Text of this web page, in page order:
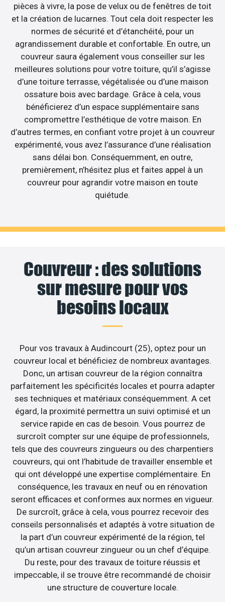
pièces à vivre, la pose de velux ou de fenêtres de toit
et la création de lucarnes. Tout cela doit respecter les
normes de sécurité et d’étanchéité, pour un
agrandissement durable et confortable. En outre, un
couvreur saura également vous conseiller sur les
meilleures solutions pour votre toiture, qu’il s’agisse
d’une toiture terrasse, végétalisée ou d’une maison
ossature bois avec bardage. Grâce à cela, vous
bénéficierez d’un espace supplémentaire sans
compromettre l’esthétique de votre maison. En
d’autres termes, en confiant votre projet à un couvreur
expérimenté, vous avez l’assurance d’une réalisation
sans délai bon. Conséquemment, en outre,
premièrement, n’hésitez plus et faites appel à un
couvreur pour agrandir votre maison en toute
quiétude.
Couvreur : des solutions
sur mesure pour vos
besoins locaux
Pour vos travaux à Audincourt (25), optez pour un
couvreur local et bénéficiez de nombreux avantages.
Donc, un artisan couvreur de la région connaîtra
parfaitement les spécificités locales et pourra adapter
ses techniques et matériaux conséquemment. A cet
égard, la proximité permettra un suivi optimisé et un
service rapide en cas de besoin. Vous pourrez de
surcroît compter sur une équipe de professionnels,
tels que des couvreurs zingueurs ou des charpentiers
couvreurs, qui ont l’habitude de travailler ensemble et
qui ont développé une expertise complémentaire. En
conséquence, les travaux en neuf ou en rénovation
seront efficaces et conformes aux normes en vigueur.
De surcroît, grâce à cela, vous pourrez recevoir des
conseils personnalisés et adaptés à votre situation de
la part d’un couvreur expérimenté de la région, tel
qu’un artisan couvreur zingueur ou un chef d’équipe.
Du reste, pour des travaux de toiture réussis et
impeccable, il se trouve être recommandé de choisir
une structure de couverture locale.